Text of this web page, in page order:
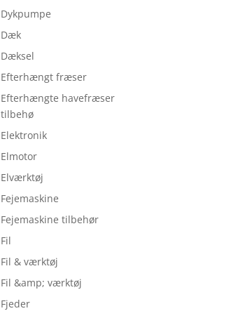
Dykpumpe
Dæk
Dæksel
Efterhængt fræser
Efterhængte havefræser
tilbehø
Elektronik
Elmotor
Elværktøj
Fejemaskine
Fejemaskine tilbehør
Fil
Fil & værktøj
Fil &amp; værktøj
Fjeder